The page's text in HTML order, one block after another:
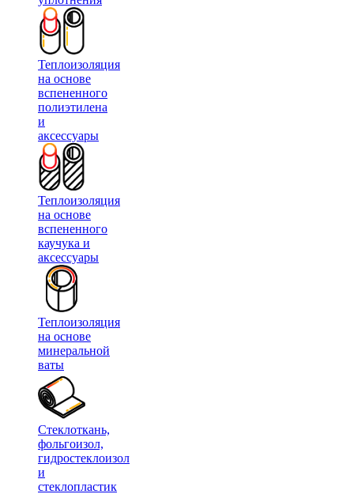
Теплоизоляция
на основе
вспененного
полиэтилена
и
аксессуары
Теплоизоляция
на основе
вспененного
каучука и
аксессуары
Теплоизоляция
на основе
минеральной
ваты
Стеклоткань,
фольгоизол,
гидростеклоизол
и
стеклопластик